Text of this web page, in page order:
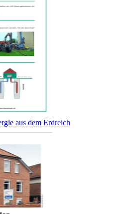
aus dem Erdreich